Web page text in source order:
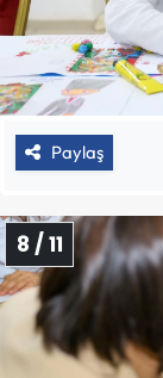
Paylaş
8 / 11